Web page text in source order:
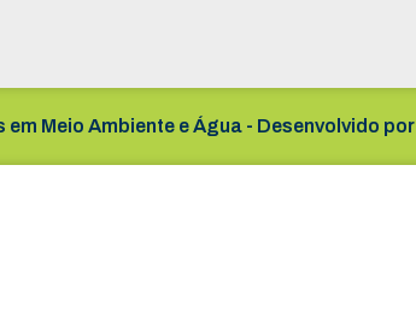
Meio Ambiente e Água - Desenvolvido por